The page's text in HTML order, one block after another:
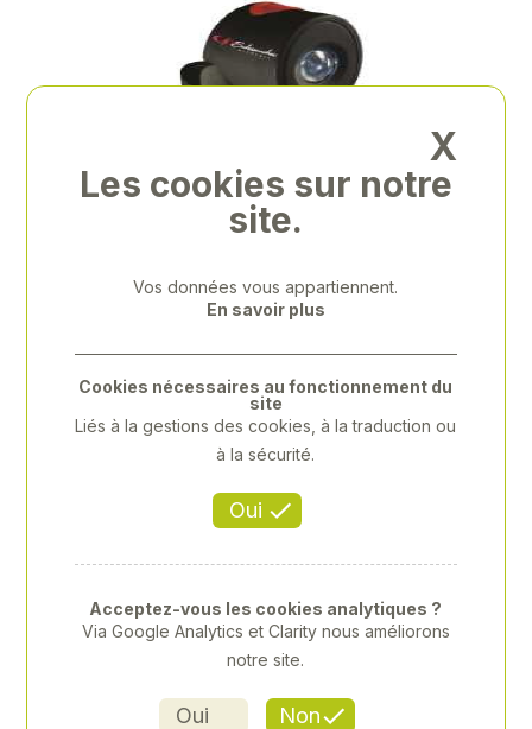
X
Les cookies sur notre
site.
Vos données vous appartiennent.
En savoir plus
Oui
Cookies nécessaires au fonctionnement du
site
Liés à la gestions des cookies, à la traduction ou
à la sécurité.
Oui Non
Acceptez-vous les cookies analytiques ?
Via Google Analytics et Clarity nous améliorons
notre site.